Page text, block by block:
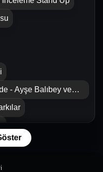
- Ayşe Balıbey ve